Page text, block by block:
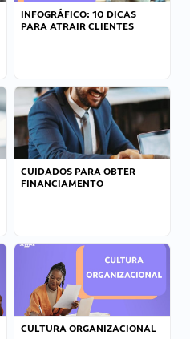
INFOGRÁFICO: 10 DICAS
PARA ATRAIR CLIENTES
CUIDADOS PARA OBTER
FINANCIAMENTO
CULTURA ORGANIZACIONAL